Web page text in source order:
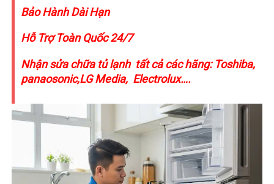
Bảo Hành Dài Hạn
Hỗ Trợ Toàn Quốc 24/7
Nhận sửa chữa tủ lạnh tất cả các hãng: Toshiba,
panaosonic,LG Media, Electrolux….